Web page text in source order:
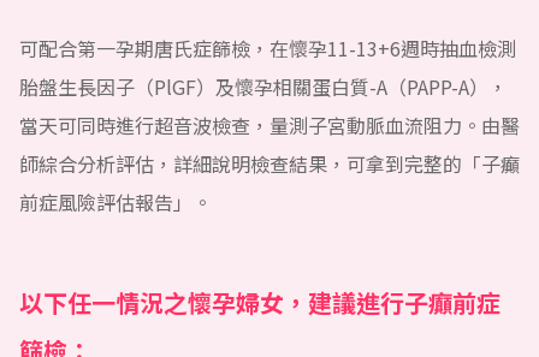
可配合第一孕期唐氏症篩檢，在懷孕11-13+6週時抽血檢測
胎盤生長因子（PlGF）及懷孕相關蛋白質-A（PAPP-A），
當天可同時進行超音波檢查，量測子宮動脈血流阻力。由醫
師綜合分析評估，詳細說明檢查結果，可拿到完整的「子癲
前症風險評估報告」。
以下任一情況之懷孕婦女，建議進行子癲前症